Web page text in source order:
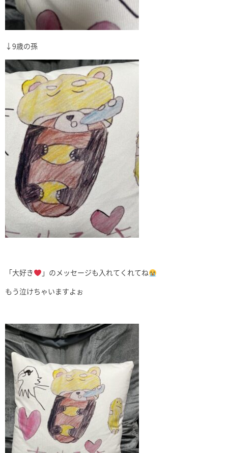
↓9歳の孫
「大好き 」のメッセージも入れてくれてね
もう泣けちゃいますよぉ